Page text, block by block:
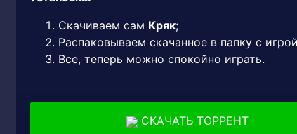
Скачиваем сам Кряк;
Распаковываем скачанное в папку с
Все, теперь можно спокойно играть.
СКАЧАТЬ ТОРРЕНТ